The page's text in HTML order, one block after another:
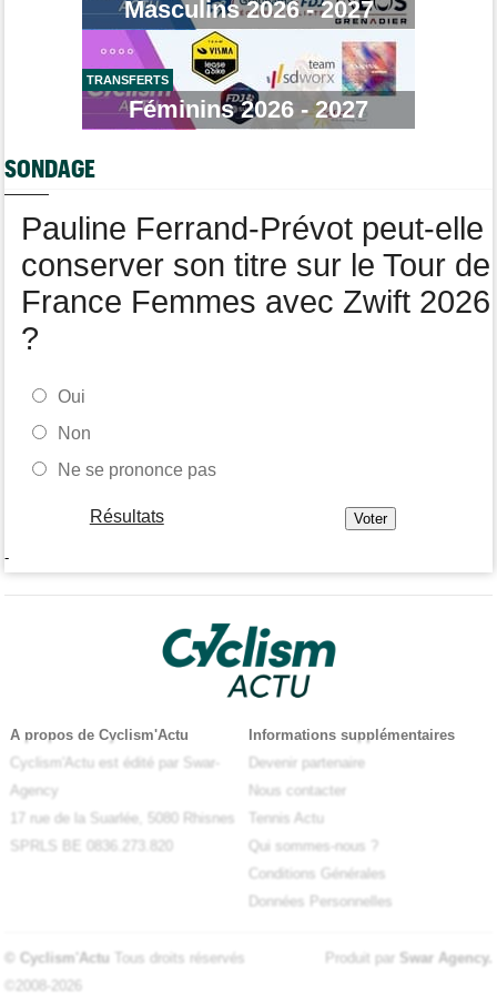
08/08
Transfert
Lotto-Intermarché fait passer pro trois jeunes de sa formation
Transfert
Joe Blackmore devrait signer chez une armada du WorldTour
!
Masculins 2026 - 2027
TRANSFERTS
Féminins 2026 - 2027
SONDAGE
Pauline Ferrand-Prévot peut-elle
conserver son titre sur le Tour de
France Femmes avec Zwift 2026
?
Oui
Non
Ne se prononce pas
Résultats
-
A propos de Cyclism'Actu
Cyclism'Actu est édité par Swar-
Agency
17 rue de la Suarlée, 5080 Rhisnes
SPRLS BE 0836.273.820
Informations supplémentaires
Devenir partenaire
Nous contacter
Tennis Actu
Qui sommes-nous ?
Conditions Générales
Données Personnelles
© Cyclism'Actu Tous droits réservés
©2008-2026
Produit par Swar Agency.